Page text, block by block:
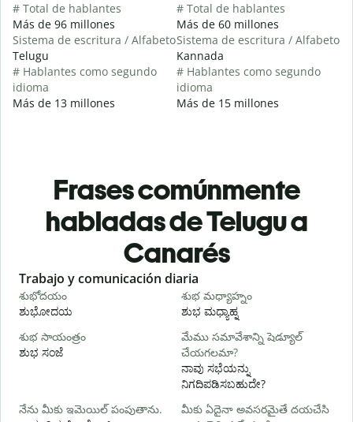
# Total de hablantes
Más de 96 millones
Sistema de escritura / Alfabeto
Telugu
# Hablantes como segundo
idioma
Más de 13 millones
# Total de hablantes
Más de 60 millones
Sistema de escritura / Alfabeto
Kannada
# Hablantes como segundo
idioma
Más de 15 millones
Frases comúnmente
habladas de Telugu a
Canarés
Slide 1 of 6
Trabajo y comunicación diaria
శుభోదయం
ಶುಭೋದಯ
శుభ మధ్యాహ్నం
ಶುಭ ಮಧ್ಯಾಹ್ನ
శుభ సాయంత్రం
ಶುಭ ಸಂಜೆ
మేము సమావేశాన్ని షెడ్యూల్
చేయగలమా?
ನಾವು ಸಭೆಯನ್ನು
ನಿಗದಿಪಡಿಸಬಹುದೇ?
నేను మీకు ఇమెయిల్ పంపుతాను.
మీకు ఏదైనా అవసరమైతే దయచేసి